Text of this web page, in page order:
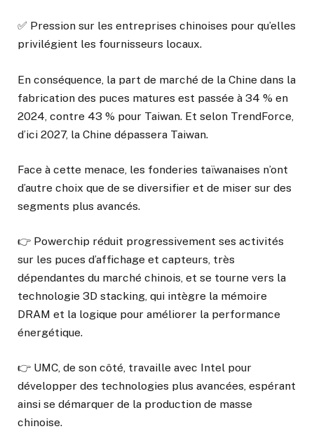
✅ Pression sur les entreprises chinoises pour qu’elles
privilégient les fournisseurs locaux.
En conséquence, la part de marché de la Chine dans la
fabrication des puces matures est passée à 34 % en
2024, contre 43 % pour Taiwan. Et selon TrendForce,
d’ici 2027, la Chine dépassera Taiwan.
Face à cette menace, les fonderies taïwanaises n’ont
d’autre choix que de se diversifier et de miser sur des
segments plus avancés.
👉 Powerchip réduit progressivement ses activités
sur les puces d’affichage et capteurs, très
dépendantes du marché chinois, et se tourne vers la
technologie 3D stacking, qui intègre la mémoire
DRAM et la logique pour améliorer la performance
énergétique.
👉 UMC, de son côté, travaille avec Intel pour
développer des technologies plus avancées, espérant
ainsi se démarquer de la production de masse
chinoise.